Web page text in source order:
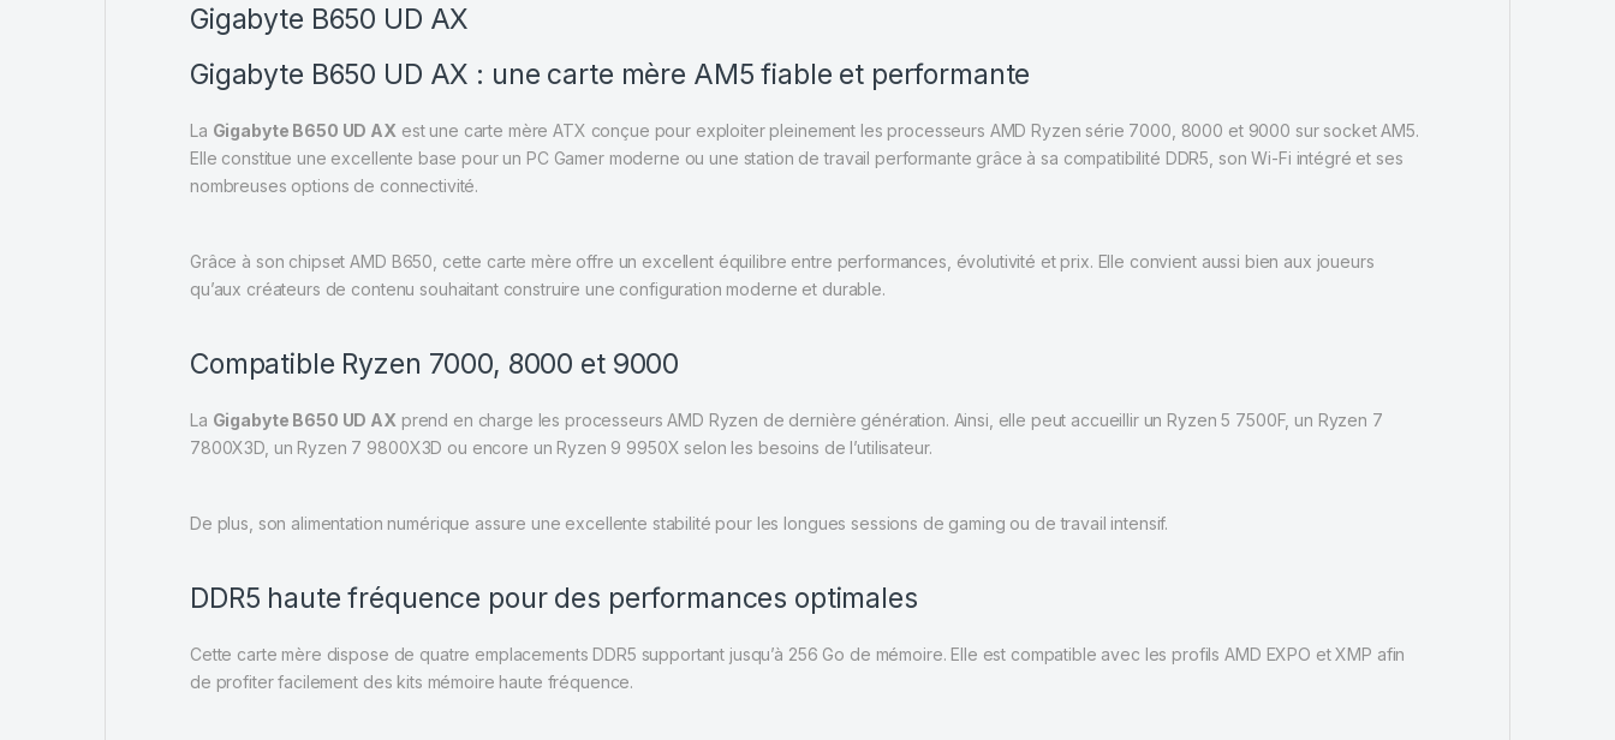
Gigabyte B650 UD AX
Gigabyte B650 UD AX : une carte mère AM5 fiable et performante
La Gigabyte B650 UD AX est une carte mère ATX conçue pour exploiter pleinement les processeurs AMD Ryzen série 7000, 8000 et 9000 sur socket AM5.
Elle constitue une excellente base pour un PC Gamer moderne ou une station de travail performante grâce à sa compatibilité DDR5, son Wi-Fi intégré et ses
nombreuses options de connectivité.
Grâce à son chipset AMD B650, cette carte mère offre un excellent équilibre entre performances, évolutivité et prix. Elle convient aussi bien aux joueurs
qu’aux créateurs de contenu souhaitant construire une configuration moderne et durable.
Compatible Ryzen 7000, 8000 et 9000
La Gigabyte B650 UD AX prend en charge les processeurs AMD Ryzen de dernière génération. Ainsi, elle peut accueillir un Ryzen 5 7500F, un Ryzen 7
7800X3D, un Ryzen 7 9800X3D ou encore un Ryzen 9 9950X selon les besoins de l’utilisateur.
De plus, son alimentation numérique assure une excellente stabilité pour les longues sessions de gaming ou de travail intensif.
DDR5 haute fréquence pour des performances optimales
Cette carte mère dispose de quatre emplacements DDR5 supportant jusqu’à 256 Go de mémoire. Elle est compatible avec les profils AMD EXPO et XMP afin
de profiter facilement des kits mémoire haute fréquence.